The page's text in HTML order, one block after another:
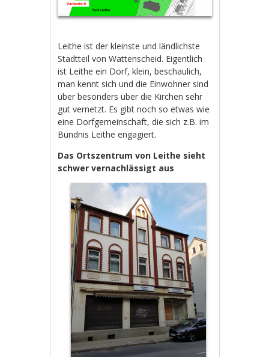
Leithe ist der kleinste und ländlichste
Stadtteil von Wattenscheid. Eigentlich
ist Leithe ein Dorf, klein, beschaulich,
man kennt sich und die Einwohner sind
über besonders über die Kirchen sehr
gut vernetzt. Es gibt noch so etwas wie
eine Dorfgemeinschaft, die sich z.B. im
Bündnis Leithe engagiert.
Das Ortszentrum von Leithe sieht
schwer vernachlässigt aus